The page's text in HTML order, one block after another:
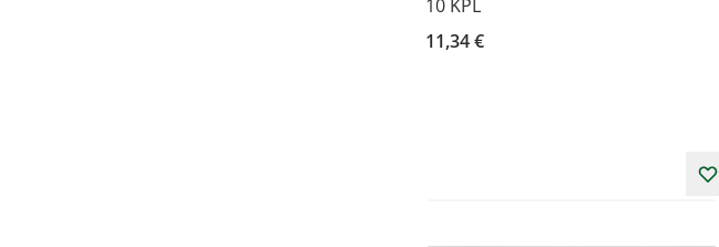
10 KPL
11,34 €